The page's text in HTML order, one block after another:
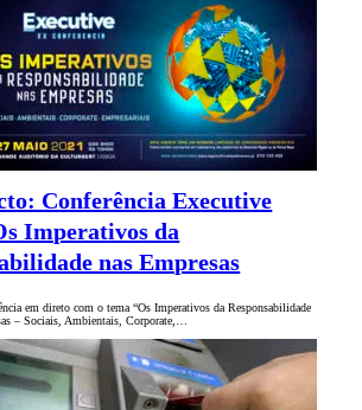
Conferência Executive
Imperativos da
nas Empresas
em direto com o tema “Os Imperativos da Responsabilidade
– Sociais, Ambientais, Corporate,…